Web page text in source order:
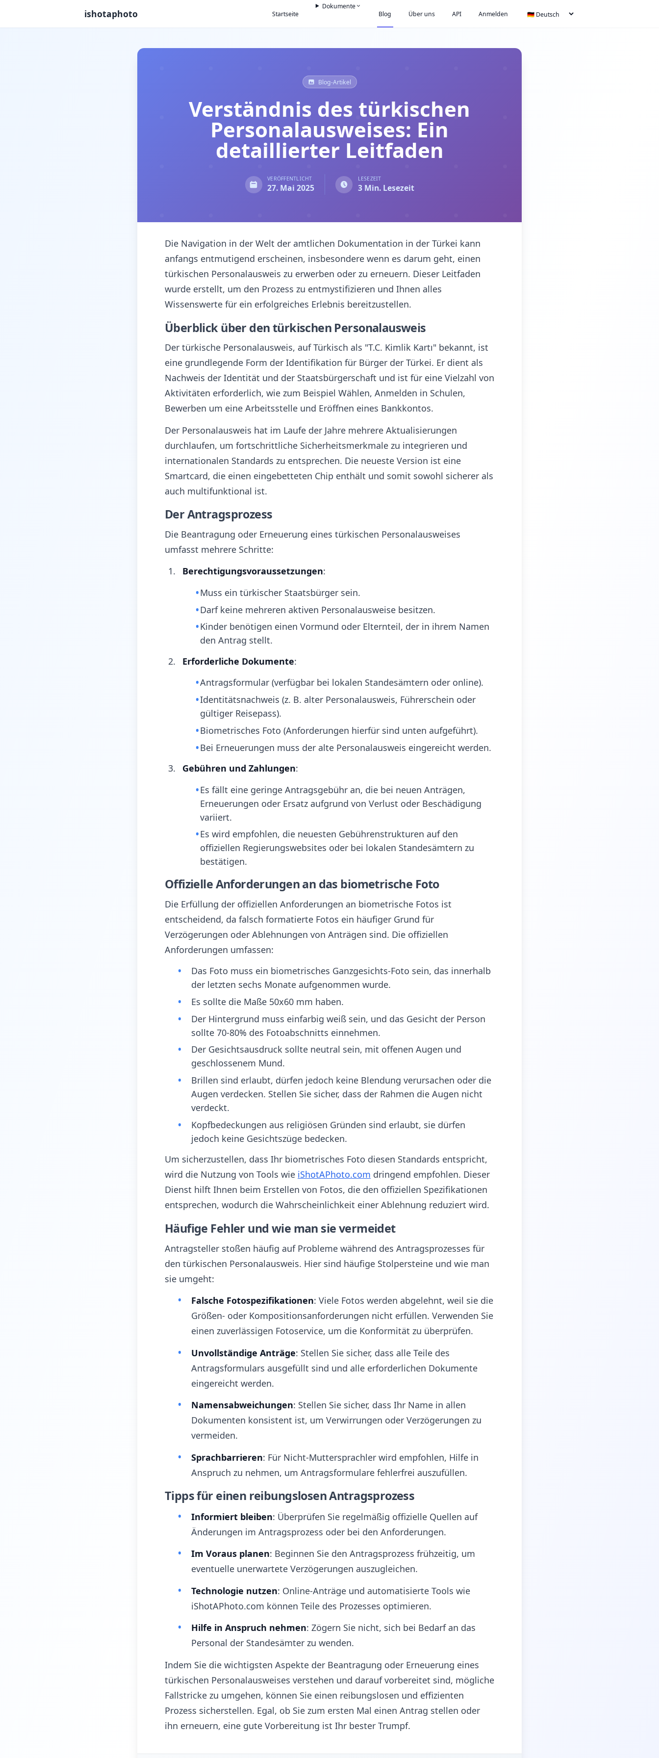
ishotaphoto Startseite
Dokumente
Blog
Über uns API Anmelden
Blog-Artikel
Verständnis des türkischen
Personalausweises: Ein
detaillierter Leitfaden
VERÖFFENTLICHT
27. Mai 2025
LESEZEIT
3 Min. Lesezeit
Die Navigation in der Welt der amtlichen Dokumentation in der Türkei kann
anfangs entmutigend erscheinen, insbesondere wenn es darum geht, einen
türkischen Personalausweis zu erwerben oder zu erneuern. Dieser Leitfaden
wurde erstellt, um den Prozess zu entmystifizieren und Ihnen alles
Wissenswerte für ein erfolgreiches Erlebnis bereitzustellen.
Überblick über den türkischen Personalausweis
Der türkische Personalausweis, auf Türkisch als "T.C. Kimlik Kartı" bekannt, ist
eine grundlegende Form der Identifikation für Bürger der Türkei. Er dient als
Nachweis der Identität und der Staatsbürgerschaft und ist für eine Vielzahl von
Aktivitäten erforderlich, wie zum Beispiel Wählen, Anmelden in Schulen,
Bewerben um eine Arbeitsstelle und Eröffnen eines Bankkontos.
Der Personalausweis hat im Laufe der Jahre mehrere Aktualisierungen
durchlaufen, um fortschrittliche Sicherheitsmerkmale zu integrieren und
internationalen Standards zu entsprechen. Die neueste Version ist eine
Smartcard, die einen eingebetteten Chip enthält und somit sowohl sicherer als
auch multifunktional ist.
Der Antragsprozess
Die Beantragung oder Erneuerung eines türkischen Personalausweises
umfasst mehrere Schritte:
Berechtigungsvoraussetzungen:
Muss ein türkischer Staatsbürger sein.
Darf keine mehreren aktiven Personalausweise besitzen.
Kinder benötigen einen Vormund oder Elternteil, der in ihrem Namen
den Antrag stellt.
Erforderliche Dokumente:
Antragsformular (verfügbar bei lokalen Standesämtern oder online).
Identitätsnachweis (z. B. alter Personalausweis, Führerschein oder
gültiger Reisepass).
Biometrisches Foto (Anforderungen hierfür sind unten aufgeführt).
Bei Erneuerungen muss der alte Personalausweis eingereicht werden.
Gebühren und Zahlungen:
Es fällt eine geringe Antragsgebühr an, die bei neuen Anträgen,
Erneuerungen oder Ersatz aufgrund von Verlust oder Beschädigung
variiert.
Es wird empfohlen, die neuesten Gebührenstrukturen auf den
offiziellen Regierungswebsites oder bei lokalen Standesämtern zu
bestätigen.
Offizielle Anforderungen an das biometrische Foto
Die Erfüllung der offiziellen Anforderungen an biometrische Fotos ist
entscheidend, da falsch formatierte Fotos ein häufiger Grund für
Verzögerungen oder Ablehnungen von Anträgen sind. Die offiziellen
Anforderungen umfassen:
Das Foto muss ein biometrisches Ganzgesichts-Foto sein, das innerhalb
der letzten sechs Monate aufgenommen wurde.
Es sollte die Maße 50x60 mm haben.
Der Hintergrund muss einfarbig weiß sein, und das Gesicht der Person
sollte 70-80% des Fotoabschnitts einnehmen.
Der Gesichtsausdruck sollte neutral sein, mit offenen Augen und
geschlossenem Mund.
Brillen sind erlaubt, dürfen jedoch keine Blendung verursachen oder die
Augen verdecken. Stellen Sie sicher, dass der Rahmen die Augen nicht
verdeckt.
Kopfbedeckungen aus religiösen Gründen sind erlaubt, sie dürfen
jedoch keine Gesichtszüge bedecken.
Um sicherzustellen, dass Ihr biometrisches Foto diesen Standards entspricht,
wird die Nutzung von Tools wie iShotAPhoto.com dringend empfohlen. Dieser
Dienst hilft Ihnen beim Erstellen von Fotos, die den offiziellen Spezifikationen
entsprechen, wodurch die Wahrscheinlichkeit einer Ablehnung reduziert wird.
Häufige Fehler und wie man sie vermeidet
Antragsteller stoßen häufig auf Probleme während des Antragsprozesses für
den türkischen Personalausweis. Hier sind häufige Stolpersteine und wie man
sie umgeht:
Falsche Fotospezifikationen: Viele Fotos werden abgelehnt, weil sie die
Größen- oder Kompositionsanforderungen nicht erfüllen. Verwenden Sie
einen zuverlässigen Fotoservice, um die Konformität zu überprüfen.
Unvollständige Anträge: Stellen Sie sicher, dass alle Teile des
Antragsformulars ausgefüllt sind und alle erforderlichen Dokumente
eingereicht werden.
Namensabweichungen: Stellen Sie sicher, dass Ihr Name in allen
Dokumenten konsistent ist, um Verwirrungen oder Verzögerungen zu
vermeiden.
Sprachbarrieren: Für Nicht-Muttersprachler wird empfohlen, Hilfe in
Anspruch zu nehmen, um Antragsformulare fehlerfrei auszufüllen.
Tipps für einen reibungslosen Antragsprozess
Informiert bleiben: Überprüfen Sie regelmäßig offizielle Quellen auf
Änderungen im Antragsprozess oder bei den Anforderungen.
Im Voraus planen: Beginnen Sie den Antragsprozess frühzeitig, um
eventuelle unerwartete Verzögerungen auszugleichen.
Technologie nutzen: Online-Anträge und automatisierte Tools wie
iShotAPhoto.com können Teile des Prozesses optimieren.
Hilfe in Anspruch nehmen: Zögern Sie nicht, sich bei Bedarf an das
Personal der Standesämter zu wenden.
Indem Sie die wichtigsten Aspekte der Beantragung oder Erneuerung eines
türkischen Personalausweises verstehen und darauf vorbereitet sind, mögliche
Fallstricke zu umgehen, können Sie einen reibungslosen und effizienten
Prozess sicherstellen. Egal, ob Sie zum ersten Mal einen Antrag stellen oder
ihn erneuern, eine gute Vorbereitung ist Ihr bester Trumpf.